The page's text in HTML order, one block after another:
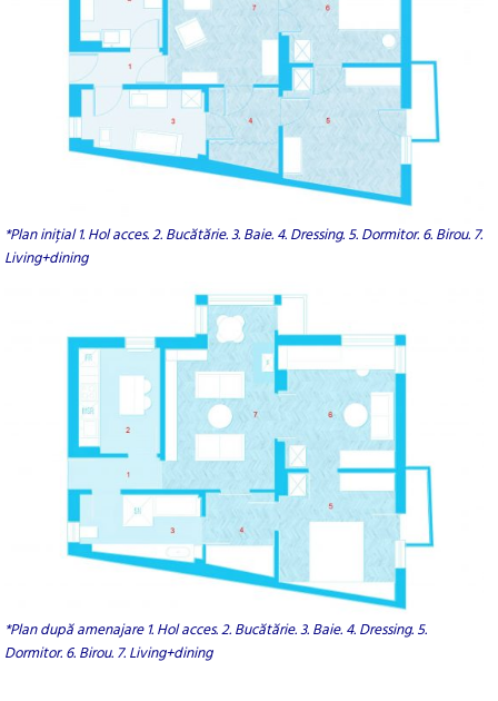
*Plan inițial 1. Hol acces. 2. Bucătărie. 3. Baie. 4. Dressing. 5. Dormitor. 6. Birou. 7.
Living+dining
*Plan după amenajare 1. Hol acces. 2. Bucătărie. 3. Baie. 4. Dressing. 5.
Dormitor. 6. Birou. 7. Living+dining